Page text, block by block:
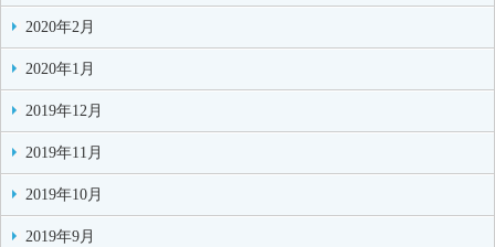
2020年2月
2020年1月
2019年12月
2019年11月
2019年10月
2019年9月